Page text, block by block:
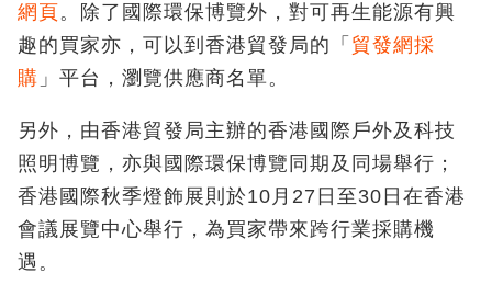
網頁。除了國際環保博覽外，對可再生能源有興
趣的買家亦，可以到香港貿發局的「 貿發網採
購 」平台，瀏覽供應商名單。
另外，由香港貿發局主辦的香港國際戶外及科技
照明博覽，亦與國際環保博覽同期及同場舉行；
香港國際秋季燈飾展則於10月27日至30日在香港
會議展覽中心舉行，為買家帶來跨行業採購機
遇。